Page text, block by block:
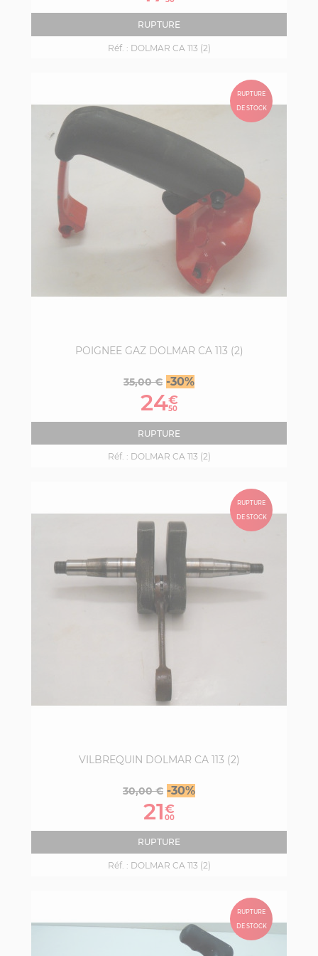
RUPTURE
Réf. : DOLMAR CA 113 (2)
POIGNEE GAZ DOLMAR CA 113 (2)
Prix
base
35,00 € -30%Prix
24€
50
RUPTURE
Réf. : DOLMAR CA 113 (2)
RUPTURE
DE STOCK
VILBREQUIN DOLMAR CA 113 (2)
Prix
base
30,00 € -30%Prix
21€
00
RUPTURE
Réf. : DOLMAR CA 113 (2)
RUPTURE
DE STOCK
RUPTURE
DE STOCK